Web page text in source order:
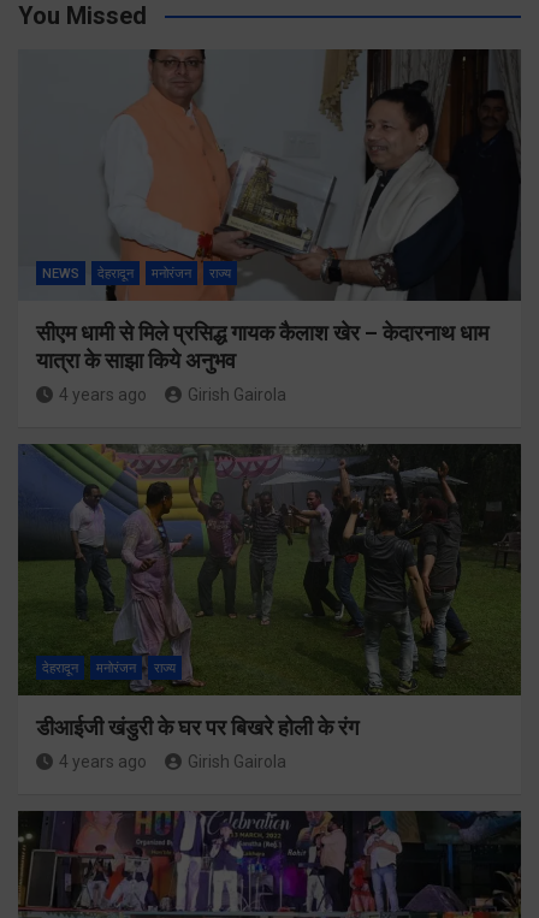
You Missed
NEWS देहरादून मनोरंजन राज्य
सीएम धामी से मिले प्रसिद्ध गायक कैलाश खेर – केदारनाथ धाम
यात्रा के साझा किये अनुभव
4 years ago Girish Gairola
देहरादून मनोरंजन राज्य
डीआईजी खंडुरी के घर पर बिखरे होली के रंग
4 years ago Girish Gairola